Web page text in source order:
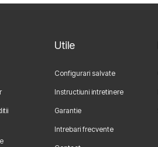
Utile
Configurari salvate
Instructiuni intretinere
Garantie
Intrebari frecvente